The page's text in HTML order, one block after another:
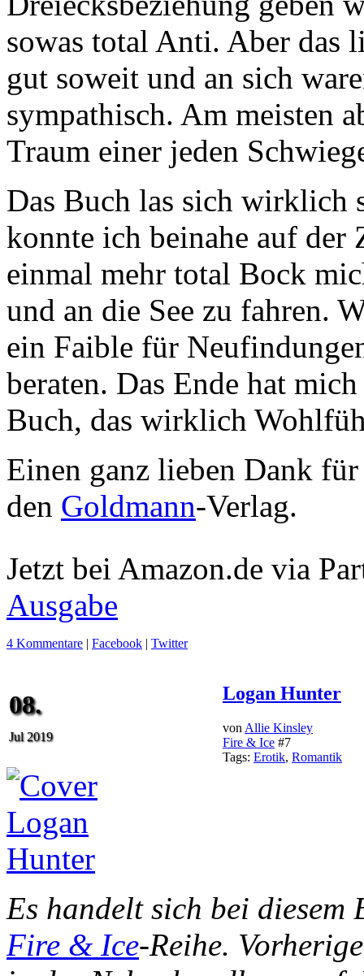
sowas total Anti. Aber das
gut soweit und an sich
sympathisch. Am meisten
Traum einer jeden
Das Buch las sich wirklich
konnte ich beinahe auf der
einmal mehr total Bock
und an die See zu fahren.
ein Faible für
beraten. Das Ende hat
Buch, das wirklich
Einen ganz lieben Dank
den Goldmann-Verlag.
Jetzt bei Amazon.de via
Ausgabe
4 Kommentare | Facebook | Twitter
08.
Jul 2019
Logan Hunter
von Allie Kinsley
Fire & Ice #7
Tags: Erotik, Romantik
Es handelt sich bei diesem
Fire & Ice-Reihe.